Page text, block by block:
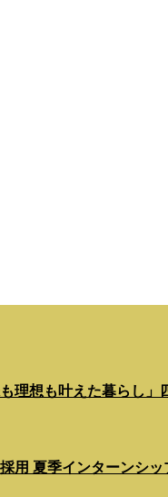
理想も叶えた暮らし
用 夏季インターンシッ